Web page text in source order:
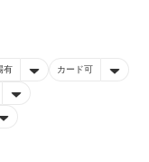
有 カード可